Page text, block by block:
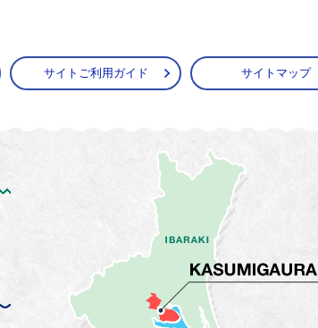
サイトご利用ガイド サイトマップ